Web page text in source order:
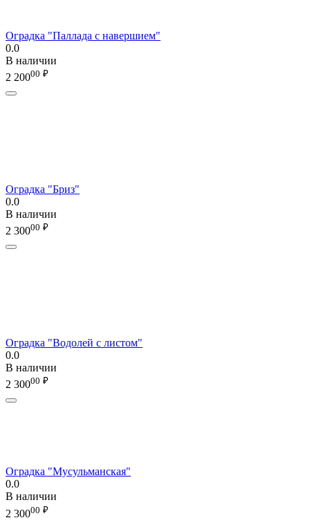
Оградка "Паллада с навершием"
0.0
В наличии
2 20000 ₽
Оградка "Бриз"
0.0
В наличии
2 30000 ₽
Оградка "Водолей с листом"
0.0
В наличии
2 30000 ₽
Оградка "Мусульманская"
0.0
В наличии
2 30000 ₽